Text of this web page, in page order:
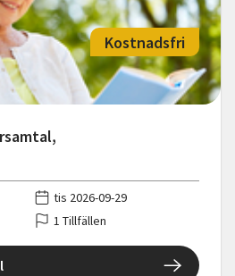
Kostnadsfri
tis 2026-09-29
1 Tillfällen